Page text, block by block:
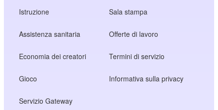
Istruzione
Assistenza sanitaria
Economia dei creatori
Gioco
Servizio Gateway
Sala stampa
Offerte di lavoro
Termini di servizio
Informativa sulla privacy